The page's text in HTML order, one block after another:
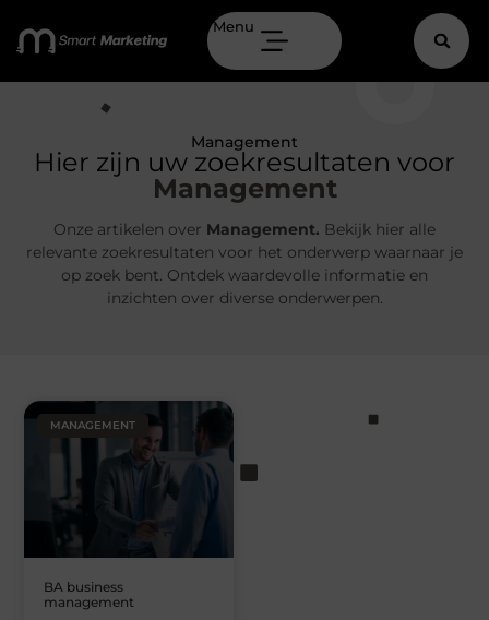
Menu
Management
Hier zijn uw zoekresultaten voor
Management
Onze artikelen over Management. Bekijk hier alle
relevante zoekresultaten voor het onderwerp waarnaar je
op zoek bent. Ontdek waardevolle informatie en
inzichten over diverse onderwerpen.
MANAGEMENT
BA business
management